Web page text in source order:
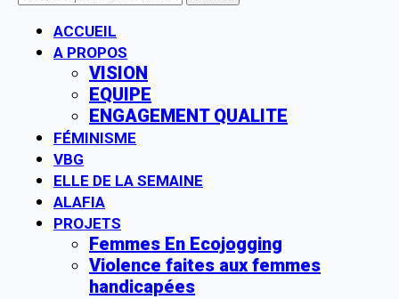
ACCUEIL
A PROPOS
VISION
EQUIPE
ENGAGEMENT QUALITE
FÉMINISME
VBG
ELLE DE LA SEMAINE
ALAFIA
PROJETS
Femmes En Ecojogging
Violence faites aux femmes
handicapées